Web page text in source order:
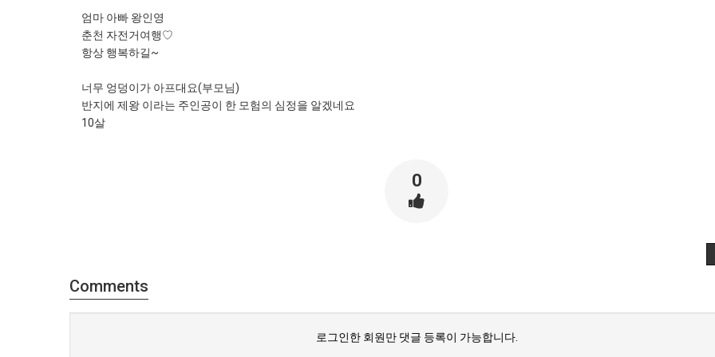
엄마 아빠 왕인영
춘천 자전거여행♡
항상 행복하길~
너무 엉덩이가 아프대요(부모님)
반지에 제왕 이라는 주인공이 한 모험의 심정을 알겠네요
10살
0
Comments
로그인한 회원만 댓글 등록이 가능합니다.